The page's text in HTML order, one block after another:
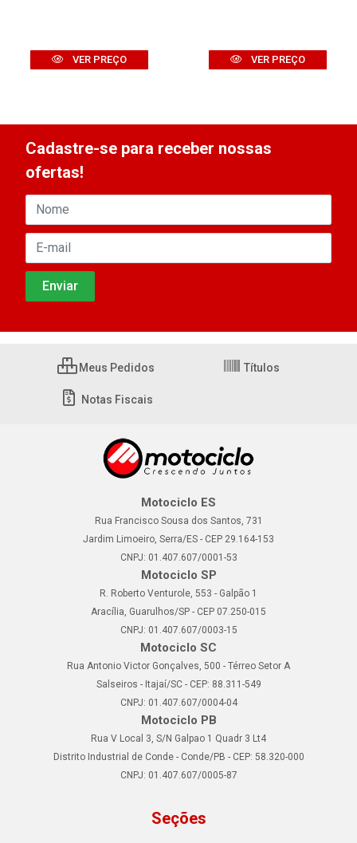
VER PREÇO VER PREÇO
Cadastre-se para receber nossas
ofertas!
Meus Pedidos Títulos
Notas Fiscais
Motociclo ES
Rua Francisco Sousa dos Santos, 731
Jardim Limoeiro, Serra/ES - CEP 29.164-153
CNPJ: 01.407.607/0001-53
Motociclo SP
R. Roberto Venturole, 553 - Galpão 1
Aracília, Guarulhos/SP - CEP 07.250-015
CNPJ: 01.407.607/0003-15
Motociclo SC
Rua Antonio Victor Gonçalves, 500 - Térreo Setor A
Salseiros - Itajaí/SC - CEP: 88.311-549
CNPJ: 01.407.607/0004-04
Motociclo PB
Rua V Local 3, S/N Galpao 1 Quadr 3 Lt4
Distrito Industrial de Conde - Conde/PB - CEP: 58.320-000
CNPJ: 01.407.607/0005-87
Seções